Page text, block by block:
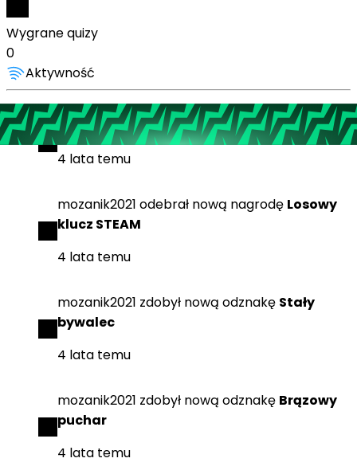
Wygrane quizy
0
Aktywność
mozanik2021zdobyłnową odznakęJubileusz
4 lata temu
mozanik2021 odebrał nową nagrodę Losowy
klucz STEAM
4 lata temu
mozanik2021 zdobył nową odznakę Stały
bywalec
4 lata temu
mozanik2021 zdobył nową odznakę Brązowy
puchar
4 lata temu